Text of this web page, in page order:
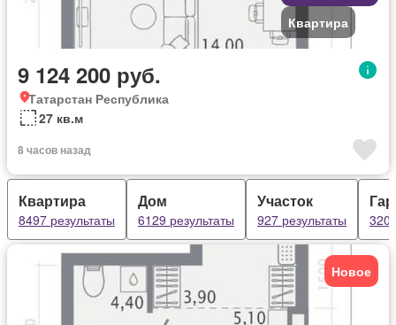
Квартира
9 124 200 руб.
Татарстан Республика
27 кв.м
8 часов назад
Квартира
8497 результаты
Дом
6129 результаты
Участок
927 результаты 320
Новое